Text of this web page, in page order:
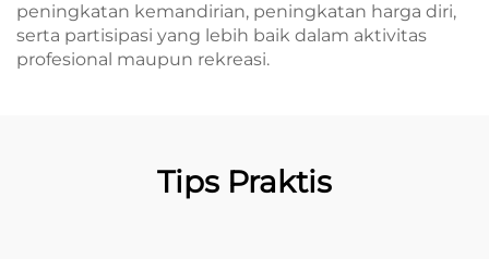
peningkatan kemandirian, peningkatan harga diri,
serta partisipasi yang lebih baik dalam aktivitas
profesional maupun rekreasi.
Tips Praktis